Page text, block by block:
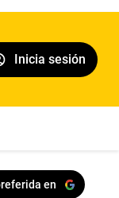
Inicia sesión
en